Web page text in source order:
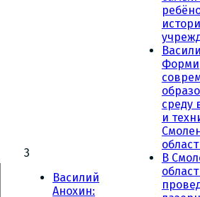
3
Василий
Анохин:
среду
и
В